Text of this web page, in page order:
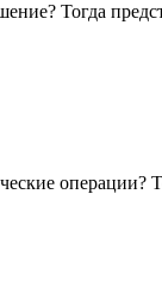
Тогда
операции?